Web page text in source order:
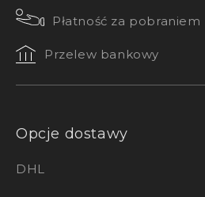
Płatność za pobraniem
Przelew bankowy
Opcje dostawy
DHL